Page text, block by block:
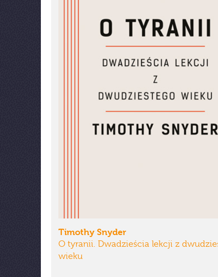
Timothy Snyder
O tyranii. Dwadzieścia lekcji z
wieku